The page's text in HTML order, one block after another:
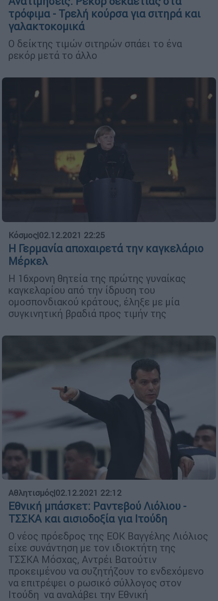
τρόφιμα - Τρελή κούρσα για σιτηρά και
γαλακτοκομικά
Ο δείκτης τιμών σιτηρών σπάει το ένα
ρεκόρ μετά το άλλο
Κόσμος|02.12.2021 22:25
Η Γερμανία αποχαιρετά την καγκελάριο
Μέρκελ
Η 16χρονη θητεία της πρώτης γυναίκας
καγκελαρίου από την ίδρυση του
ομοσπονδιακού κράτους, έληξε με μία
συγκινητική βραδιά προς τιμήν της
Αθλητισμός|02.12.2021 22:12
Εθνική μπάσκετ: Ραντεβού Λιόλιου -
ΤΣΣΚΑ και αισιοδοξία για Ιτούδη
Ο νέος πρόεδρος της ΕΟΚ Βαγγέλης Λιόλιος
είχε συνάντηση με τον ιδιοκτήτη της
ΤΣΣΚΑ Μόσχας, Αντρέι Βατούτιν
προκειμένου να συζητήζουν το ενδεχόμενο
να επιτρέψει ο ρωσικό σύλλογος στον
Ιτούδη να αναλάβει την Εθνική